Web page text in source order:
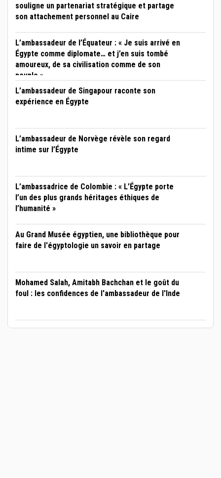
souligne un partenariat stratégique et partage
son attachement personnel au Caire
L’ambassadeur de l’Équateur : « Je suis arrivé en
Égypte comme diplomate… et j’en suis tombé
amoureux, de sa civilisation comme de son
peuple »
L’ambassadeur de Singapour raconte son
expérience en Égypte
L’ambassadeur de Norvège révèle son regard
intime sur l’Égypte
L’ambassadrice de Colombie : « L’Égypte porte
l’un des plus grands héritages éthiques de
l’humanité »
Au Grand Musée égyptien, une bibliothèque pour
faire de l'égyptologie un savoir en partage
Mohamed Salah, Amitabh Bachchan et le goût du
foul : les confidences de l'ambassadeur de l'Inde